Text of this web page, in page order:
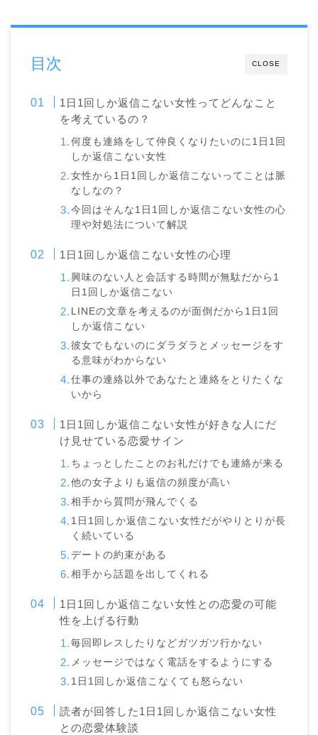
CLOSE
目次
1日1回しか返信こない女性ってどんなこと
を考えているの？
何度も連絡をして仲良くなりたいのに1日1回
しか返信こない女性
女性から1日1回しか返信こないってことは脈
なしなの？
今回はそんな1日1回しか返信こない女性の心
理や対処法について解説
1日1回しか返信こない女性の心理
興味のない人と会話する時間が無駄だから1
日1回しか返信こない
LINEの文章を考えるのが面倒だから1日1回
しか返信こない
彼女でもないのにダラダラとメッセージをす
る意味がわからない
仕事の連絡以外であなたと連絡をとりたくな
いから
1日1回しか返信こない女性が好きな人にだ
け見せている恋愛サイン
ちょっとしたことのお礼だけでも連絡が来る
他の女子よりも返信の頻度が高い
相手から質問が飛んでくる
1日1回しか返信こない女性だがやりとりが長
く続いている
デートの約束がある
相手から話題を出してくれる
1日1回しか返信こない女性との恋愛の可能
性を上げる行動
毎回即レスしたりなどガツガツ行かない
メッセージではなく電話をするようにする
1日1回しか返信こなくても怒らない
読者が回答した1日1回しか返信こない女性
との恋愛体験談